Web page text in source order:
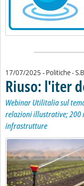
Lista allegati
17/07/2025 - Politiche -di:
Riuso: l'iter
Webinar Utilitalia sul
relazioni illustrative; 200
infrastrutture